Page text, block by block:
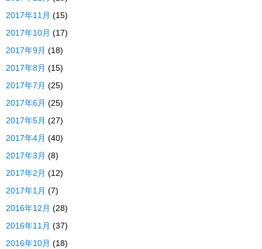
2017年11月 (15)
2017年10月 (17)
2017年9月 (18)
2017年8月 (15)
2017年7月 (25)
2017年6月 (25)
2017年5月 (27)
2017年4月 (40)
2017年3月 (8)
2017年2月 (12)
2017年1月 (7)
2016年12月 (28)
2016年11月 (37)
2016年10月 (18)